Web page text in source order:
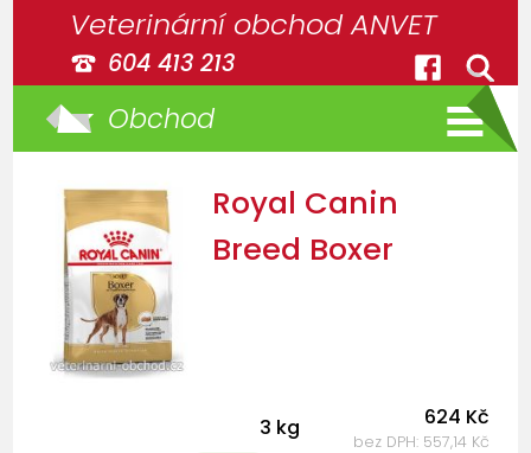
Veterinární obchod ANVET
604 413 213
Obchod
Royal Canin
Breed Boxer
3 kg 624 Kč
bez DPH: 557,14 Kč